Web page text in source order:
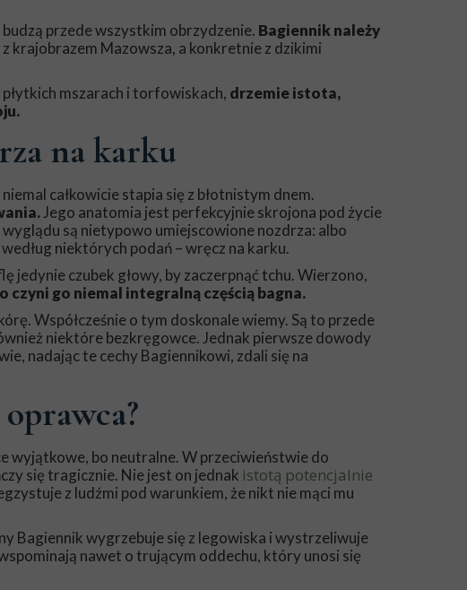
przede wszystkim obrzydzenie. Bagiennik należy
krajobrazem Mazowsza, a konkretnie z dzikimi
płytkich mszarach i torfowiskach, drzemie istota,
na karku
całkowicie stapia się z błotnistym dnem.
Jego anatomia jest perfekcyjnie skrojona pod życie
są nietypowo umiejscowione nozdrza: albo
niektórych podań – wręcz na karku.
jedynie czubek głowy, by zaczerpnąć tchu. Wierzono,
czyni go niemal integralną częścią bagna.
Współcześnie o tym doskonale wiemy. Są to przede
niektóre bezkręgowce. Jednak pierwsze dowody
nadając te cechy Bagiennikowi, zdali się na
wyjątkowe, bo neutralne. W przeciwieństwie do
się tragicznie. Nie jest on jednak istotą potencjalnie
z ludźmi pod warunkiem, że nikt nie mąci mu
Bagiennik wygrzebuje się z legowiska i wystrzeliwuje
nawet o trującym oddechu, który unosi się